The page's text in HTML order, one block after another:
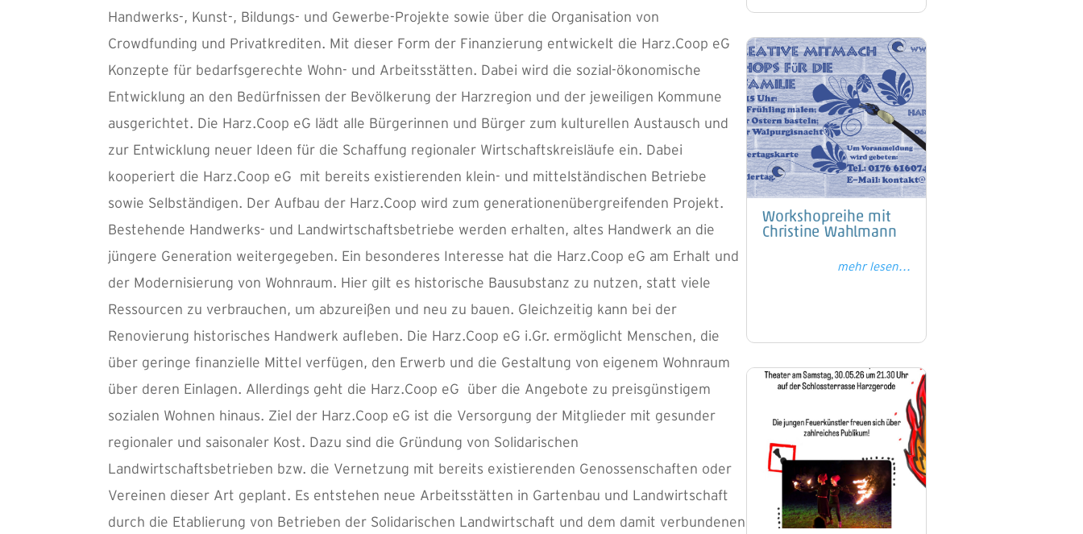
Handwerks-, Kunst-, Bildungs- und Gewerbe-Projekte sowie über die Organisation von
Crowdfunding und Privatkrediten. Mit dieser Form der Finanzierung entwickelt die Harz.Coop eG
Konzepte für bedarfsgerechte Wohn- und Arbeitsstätten. Dabei wird die sozial-ökonomische
Entwicklung an den Bedürfnissen der Bevölkerung der Harzregion und der jeweiligen Kommune
ausgerichtet. Die Harz.Coop eG lädt alle Bürgerinnen und Bürger zum kulturellen Austausch und
zur Entwicklung neuer Ideen für die Schaffung regionaler Wirtschaftskreisläufe ein. Dabei
kooperiert die Harz.Coop eG mit bereits existierenden klein- und mittelständischen Betriebe
sowie Selbständigen. Der Aufbau der Harz.Coop wird zum generationenübergreifenden Projekt.
Bestehende Handwerks- und Landwirtschaftsbetriebe werden erhalten, altes Handwerk an die
jüngere Generation weitergegeben. Ein besonderes Interesse hat die Harz.Coop eG am Erhalt und
der Modernisierung von Wohnraum. Hier gilt es historische Bausubstanz zu nutzen, statt viele
Ressourcen zu verbrauchen, um abzureißen und neu zu bauen. Gleichzeitig kann bei der
Renovierung historisches Handwerk aufleben. Die Harz.Coop eG i.Gr. ermöglicht Menschen, die
über geringe finanzielle Mittel verfügen, den Erwerb und die Gestaltung von eigenem Wohnraum
über deren Einlagen. Allerdings geht die Harz.Coop eG über die Angebote zu preisgünstigem
sozialen Wohnen hinaus. Ziel der Harz.Coop eG ist die Versorgung der Mitglieder mit gesunder
regionaler und saisonaler Kost. Dazu sind die Gründung von Solidarischen
Landwirtschaftsbetrieben bzw. die Vernetzung mit bereits existierenden Genossenschaften oder
Vereinen dieser Art geplant. Es entstehen neue Arbeitsstätten in Gartenbau und Landwirtschaft
durch die Etablierung von Betrieben der Solidarischen Landwirtschaft und dem damit verbundenen
Workshopreihe mit
Christine Wahlmann
mehr lesen...